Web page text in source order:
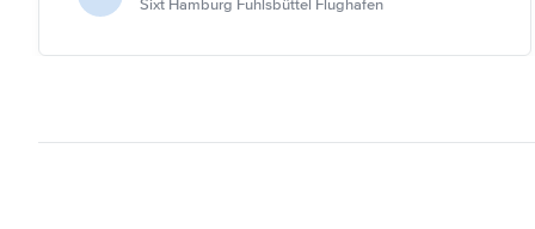
Sixt Hamburg Fuhlsbüttel Flughafen